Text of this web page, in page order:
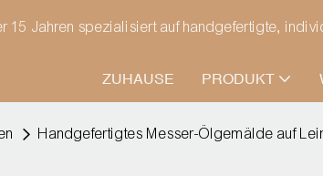
15 Jahren spezialisiert auf handgefertigte,
ZUHAUSE PRODUKT
Handgefertigtes Messer-Ölgemälde auf